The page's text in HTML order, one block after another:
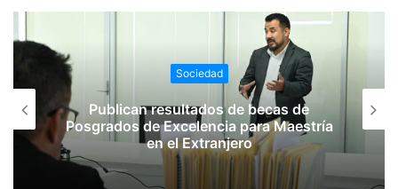
Sociedad
Publican resultados de becas de
Posgrados de Excelencia para Maestría
en el Extranjero